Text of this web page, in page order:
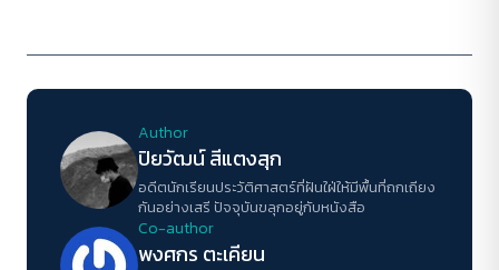
Author
ปิยวัฒน์ สีแตงสุก
อดีตนักเรียนประวัติศาสตร์ที่ฝันใฝ่ให้มีพื้นที่ถกเถียง
กันอย่างเสรี ปัจจุบันขลุกอยู่กับหนังสือ
Co-author
พงศกร ตะเคียน